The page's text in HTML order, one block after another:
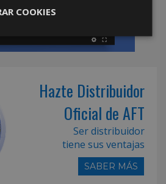
Hazte Distribuidor
Oficial de AFT
Ser distribuidor
tiene sus ventajas
SABER MÁS
COOKIES